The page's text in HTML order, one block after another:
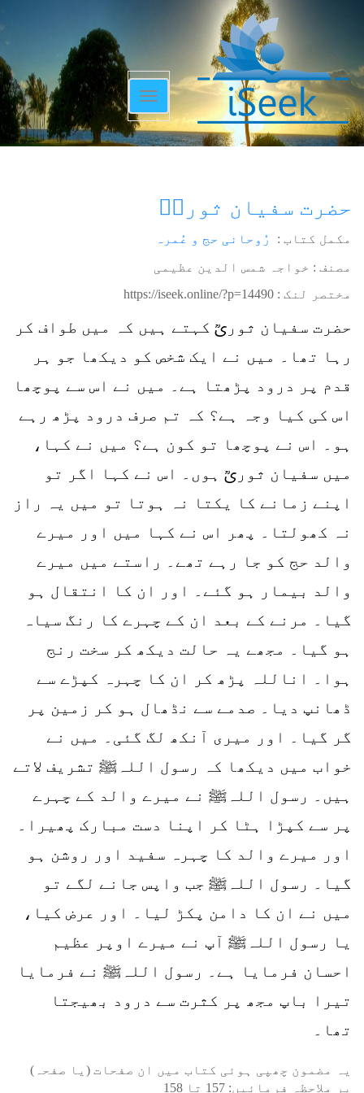
Toggle
navigation
حضرت سفیان ثوریؒ
مکمل کتاب : رُوحانی حج و عُمرہ
مصنف : خواجہ شمس الدین عظیمی
مختصر لنک : https://iseek.online/?p=14490
حضرت سفیان ثوریؒ کہتے ہیں کہ میں طواف کر
رہا تھا۔ میں نے ایک شخص کو دیکھا جو ہر
قدم پر درود پڑھتا ہے۔ میں نے اس سے پوچھا
اس کی کیا وجہ ہے؟ کہ تم صرف درود پڑھ رہے
ہو۔ اس نے پوچھا تو کون ہے؟ میں نے کہا،
میں سفیان ثوریؒ ہوں۔ اس نے کہا اگر تو
اپنے زمانے کا یکتا نہ ہوتا تو میں یہ راز
نہ کھولتا۔ پھر اس نے کہا میں اور میرے
والد حج کو جا رہے تھے۔ راستے میں میرے
والد بیمار ہو گئے۔ اور ان کا انتقال ہو
گیا۔ مرنے کے بعد ان کے چہرے کا رنگ سیاہ
ہو گیا۔ مجھے یہ حالت دیکھ کر سخت رنج
ہوا۔ اناللہ پڑھ کر ان کا چہرہ کپڑے سے
ڈھانپ دیا۔ صدمے سے نڈھال ہو کر زمین پر
گر گیا۔ اور میری آنکھ لگ گئی۔ میں نے
خواب میں دیکھا کہ رسول اللہﷺ تشریف لاتے
ہیں۔ رسول اللہﷺ نے میرے والد کے چہرے
پر سے کپڑا ہٹا کر اپنا دست مبارک پھیرا۔
اور میرے والد کا چہرہ سفید اور روشن ہو
گیا۔ رسول اللہﷺ جب واپس جانے لگے تو
میں نے ان کا دامن پکڑ لیا۔ اور عرض کیا،
یا رسول اللہﷺ آپ نے میرے اوپر عظیم
احسان فرمایا ہے۔ رسول اللہﷺ نے فرمایا
تیرا باپ مجھ پر کثرت سے درود بھیجتا
تھا۔
یہ مضمون چھپی ہوئی کتاب میں ان صفحات (یا صفحہ)
پر ملاحظہ فرمائیں: 157 تا 158